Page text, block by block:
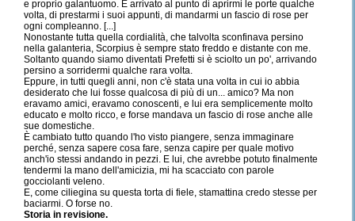
e proprio galantuomo. È arrivato al punto di aprirmi le porte qualche
volta, di prestarmi i suoi appunti, di mandarmi un fascio di rose per
ogni compleanno. [...]
Nonostante tutta quella cordialità, che talvolta sconfinava persino
nella galanteria, Scorpius è sempre stato freddo e distante con me.
Soltanto quando siamo diventati Prefetti si è sciolto un po', arrivando
persino a sorridermi qualche rara volta.
Eppure, in tutti quegli anni, non c'è stata una volta in cui io abbia
desiderato che lui fosse qualcosa di più di un... amico? Ma non
eravamo amici, eravamo conoscenti, e lui era semplicemente molto
educato e molto ricco, e forse mandava un fascio di rose anche alle
sue domestiche.
È cambiato tutto quando l'ho visto piangere, senza immaginare
perché, senza sapere cosa fare, senza capire per quale motivo
anch'io stessi andando in pezzi. E lui, che avrebbe potuto finalmente
tendermi la mano dell'amicizia, mi ha scacciato con parole
gocciolanti veleno.
E, come ciliegina su questa torta di fiele, stamattina credo stesse per
baciarmi. O forse no.
Storia in revisione.